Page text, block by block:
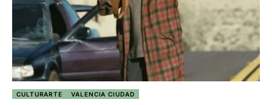
CULTURARTE VALENCIA CIUDAD